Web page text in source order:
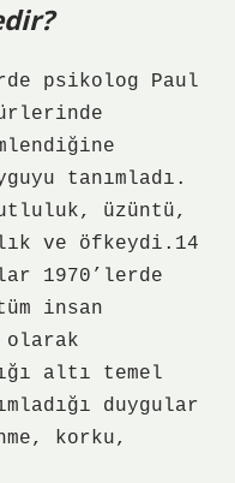
psikolog Paul
tanımladı.
üzüntü,
ve öfkeydi.14
1970’lerde
insan
altı temel
duygular
korku,